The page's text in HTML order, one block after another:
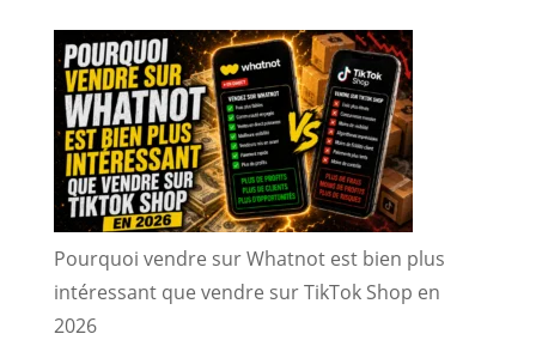
Pourquoi vendre sur Whatnot est bien plus
intéressant que vendre sur TikTok Shop en
2026